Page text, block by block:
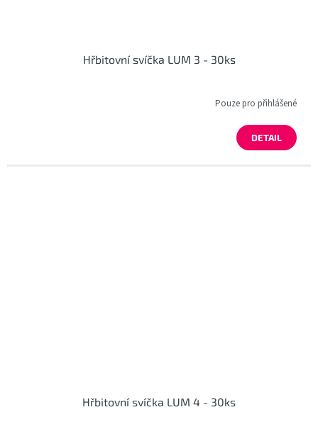
Hřbitovní svíčka LUM 3 - 30ks
Pouze pro přihlášené
DETAIL
Hřbitovní svíčka LUM 4 - 30ks